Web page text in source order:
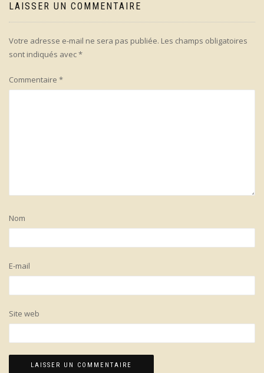
LAISSER UN COMMENTAIRE
Votre adresse e-mail ne sera pas publiée. Les champs obligatoires
sont indiqués avec*
Commentaire *
Nom
E-mail
Site web